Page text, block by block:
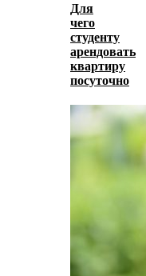
Для
чего
студенту
арендовать
квартиру
посуточно